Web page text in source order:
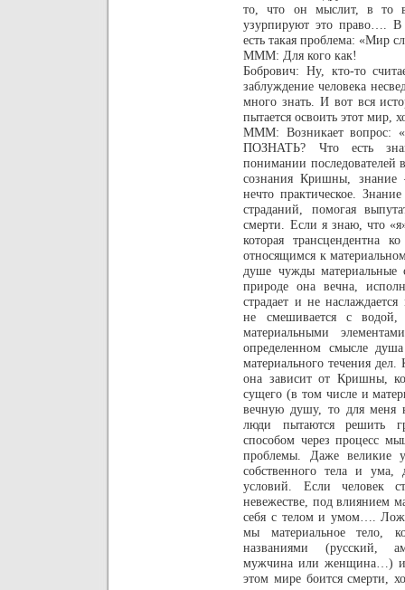
то, что он мыслит, в то
узурпируют это право….
есть такая проблема: «Мир
МММ: Для кого как!
Бобрович: Ну, кто-то
заблуждение человека
много знать. И вот вся
пытается освоить этот мир,
МММ: Возникает вопрос:
ПОЗНАТЬ? Что есть
понимании последователей
сознания Кришны,
нечто практическое.
страданий, помогая
смерти. Если я знаю, что
которая трансцендентна
относящимся к
душе чужды материальные
природе она вечна,
страдает и не
не смешивается с
материальными
определенном смысле
материального течения
она зависит от Кришны,
сущего (в том числе и
вечную душу, то для меня
люди пытаются решить
способом через процесс
проблемы. Даже великие
собственного тела и ума,
условий. Если человек
невежестве, под влиянием
себя с телом и умом….
мы материальное тело,
названиями (русский,
мужчина или женщина…) и
этом мире боится смерти,